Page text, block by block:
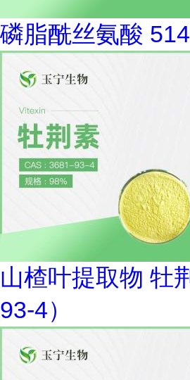
磷脂酰丝氨酸
山楂叶提取物 牡
93-4）